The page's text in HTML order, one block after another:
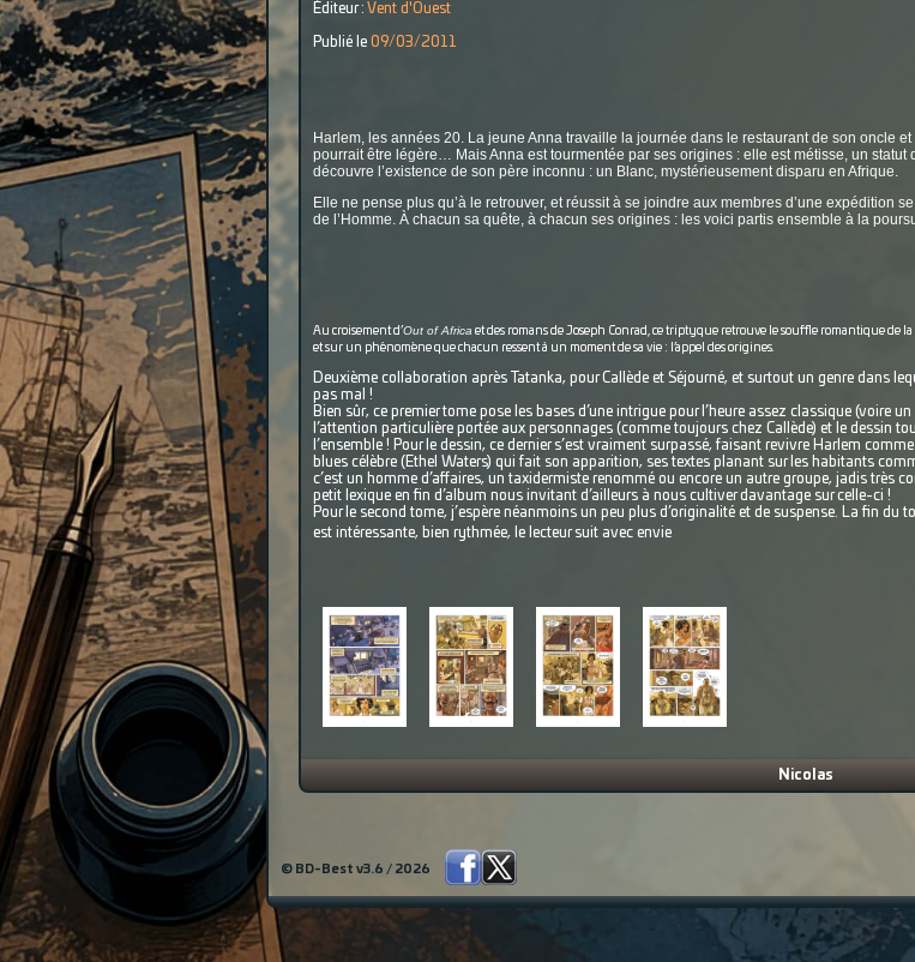
Éditeur : Vent d'Ouest
Publié le 09/03/2011
Harlem, les années 20. La jeune Anna travaille la journée dans le restaurant de son oncle
pourrait être légère… Mais Anna est tourmentée par ses origines : elle est métisse, un statut
découvre l’existence de son père inconnu : un Blanc, mystérieusement disparu en Afrique.
Elle ne pense plus qu’à le retrouver, et réussit à se joindre aux membres d’une expédition
de l’Homme. À chacun sa quête, à chacun ses origines : les voici partis ensemble à la
Au croisement d’Out of Africa et des romans de Joseph Conrad, ce triptyque retrouve le souffle romantique de
et sur un phénomène que chacun ressent à un moment de sa vie : l’appel des origines.
Deuxième collaboration après Tatanka, pour Callède et Séjourné, et surtout un genre dans
pas mal !
Bien sûr, ce premier tome pose les bases d’une intrigue pour l’heure assez classique (voire
l’attention particulière portée aux personnages (comme toujours chez Callède) et le dessin
l’ensemble ! Pour le dessin, ce dernier s’est vraiment surpassé, faisant revivre Harlem
blues célèbre (Ethel Waters) qui fait son apparition, ses textes planant sur les habitants
c’est un homme d’affaires, un taxidermiste renommé ou encore un autre groupe, jadis très
petit lexique en fin d’album nous invitant d’ailleurs à nous cultiver davantage sur celle-ci !
Pour le second tome, j’espère néanmoins un peu plus d’originalité et de suspense. La fin du
est intéressante, bien rythmée, le lecteur suit avec envie
Nicolas
© BD-Best v3.6 / 2026